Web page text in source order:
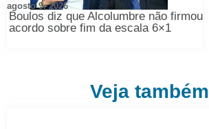
Boulos diz que Alcolumbre não firmou
acordo sobre fim da escala 6×1
agosto 9, 2026
Veja também